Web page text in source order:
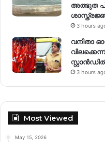
അത്ഭുത
3 hours
വനിതാ
3 hours
Most Viewed
May 15, 2026